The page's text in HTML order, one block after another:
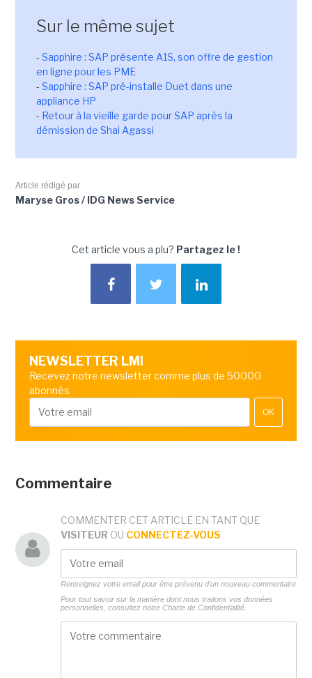
Sur le même sujet
- Sapphire : SAP présente A1S, son offre de gestion
en ligne pour les PME
- Sapphire : SAP pré-installe Duet dans une
appliance HP
- Retour à la vieille garde pour SAP après la
démission de Shai Agassi
Article rédigé par
Maryse Gros / IDG News Service
Cet article vous a plu? Partagez le !
NEWSLETTER LMI
Recevez notre newsletter comme plus de 50000
abonnés
OK
Commentaire
COMMENTER CET ARTICLE EN TANT QUE
VISITEUR OU CONNECTEZ-VOUS
Renseignez votre email pour être prévenu d'un nouveau commentaire
Pour tout savoir sur la manière dont nous traitons vos données
personnelles, consultez notre Charte de Confidentialité.